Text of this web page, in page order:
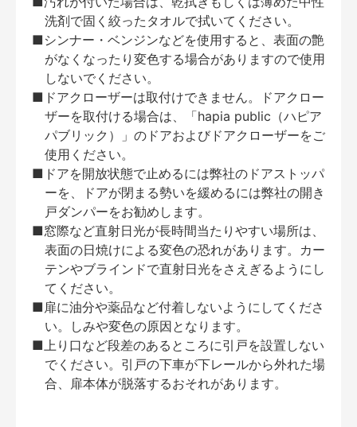
洗剤で固く絞ったタオルで拭いてください。
■シンナー・ベンジンなどを使用すると、表面の艶
がなくなったり変色する場合がありますので使用
しないでください。
■ドアクローザーは取付けできません。ドアクロー
ザーを取付ける場合は、「hapia public（ハピア
パブリック）」のドアおよびドアクローザーをご
使用ください。
■ドアを開放状態で止めるには弊社のドアストッパ
ーを、ドアが閉まる勢いを緩めるには弊社の開き
戸ダンパーをお勧めします。
■窓際など直射日光が長時間当たりやすい場所は、
表面の日焼けによる変色の恐れがあります。カー
テンやブラインドで直射日光をさえぎるようにし
てください。
■扉に油分や薬品など付着しないようにしてくださ
い。しみや変色の原因となります。
■上り口など段差のあるところに引戸を設置しない
でください。引戸の下車が下レールから外れた場
合、扉本体が脱落するおそれがあります。